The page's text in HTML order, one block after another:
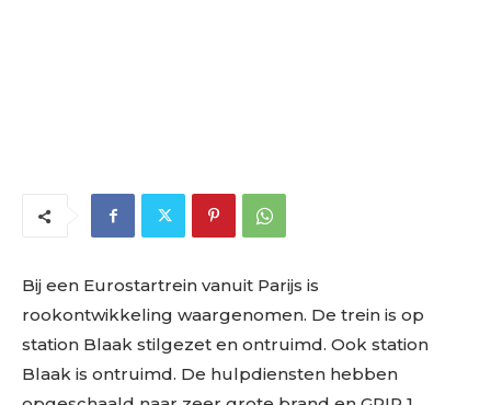
Bij een Eurostartrein vanuit Parijs is
rookontwikkeling waargenomen. De trein is op
station Blaak stilgezet en ontruimd. Ook station
Blaak is ontruimd. De hulpdiensten hebben